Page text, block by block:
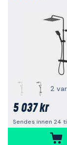
2
5 037 kr
Sendes innen 24